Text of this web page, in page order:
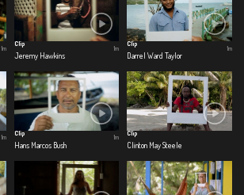
1m
Clip
Jeremy Hawkins
1m
Clip
Darrel Ward Taylor
1m
1m
Clip
Hans Marcos Bush
1m
Clip
Clinton May Steele